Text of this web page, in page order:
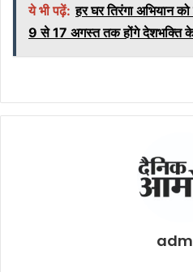
ये भी पढ़ें: हर घर तिरंगा अभियान
9 से 17 अगस्त तक होंगे देशभक्ति के